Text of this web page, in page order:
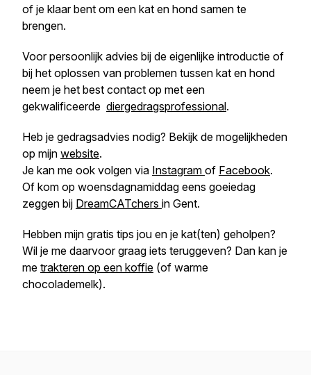
of je klaar bent om een kat en hond samen te
brengen.
Voor persoonlijk advies bij de eigenlijke introductie of
bij het oplossen van problemen tussen kat en hond
neem je het best contact op met een
gekwalificeerde diergedragsprofessional.
Heb je gedragsadvies nodig? Bekijk de mogelijkheden
op mijn website.
Je kan me ook volgen via Instagram of Facebook.
Of kom op woensdagnamiddag eens goeiedag
zeggen bij DreamCATchers in Gent.
Hebben mijn gratis tips jou en je kat(ten) geholpen?
Wil je me daarvoor graag iets teruggeven? Dan kan je
me trakteren op een koffie (of warme
chocolademelk).